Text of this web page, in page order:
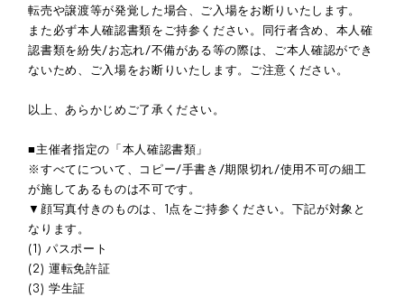
転売や譲渡等が発覚した場合、ご入場をお断りいたします。
また必ず本人確認書類をご持参ください。同行者含め、本人確
認書類を紛失/お忘れ/不備がある等の際は、ご本人確認ができ
ないため、ご入場をお断りいたします。ご注意ください。
以上、あらかじめご了承ください。
■主催者指定の「本人確認書類」
※すべてについて、コピー/手書き/期限切れ/使用不可の細工
が施してあるものは不可です。
▼顔写真付きのものは、1点をご持参ください。下記が対象と
なります。
(1) パスポート
(2) 運転免許証
(3) 学生証